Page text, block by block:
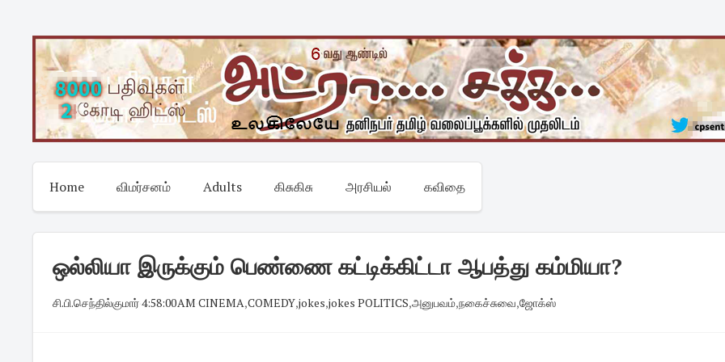
content
Home விமர்சனம் Adults கிசுகிசு அரசியல் கவிதை
ஒல்லியா இருக்கும் பெண்ணை கட்டிக்கிட்டா ஆபத்து கம்மியா?
சி.பி.செந்தில்குமார்·4:58:00 AM ·CINEMA,COMEDY,jokes,jokes POLITICS,அனுபவம்,நகைச்சுவை,ஜோக்ஸ்